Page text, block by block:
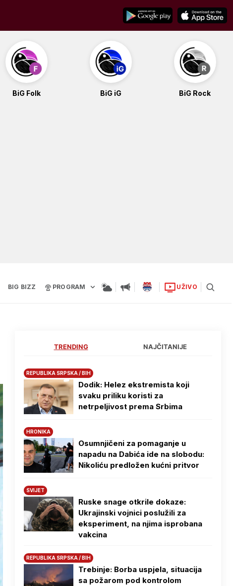
BiG Folk BiG iG BiG Rock
BIG BIZZ PROGRAM UŽIVO
TRENDING NAJČITANIJE
REPUBLIKA SRPSKA / BIH
Dodik: Helez ekstremista koji
svaku priliku koristi za
netrpeljivost prema Srbima
HRONIKA
Osumnjičeni za pomaganje u
napadu na Dabića ide na slobodu:
Nikoliću predložen kućni pritvor
SVIJET
Ruske snage otkrile dokaze:
Ukrajinski vojnici poslužili za
eksperiment, na njima isprobana
vakcina
REPUBLIKA SRPSKA / BIH
Trebinje: Borba uspjela, situacija
sa požarom pod kontrolom